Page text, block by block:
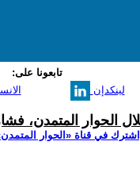
تابعونا على:
لينكدإن
الحوار المتمدن،
في قناة ‫«الحوار